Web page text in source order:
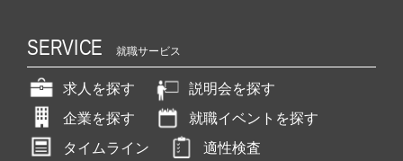
SERVICE 就職サービス
求人を探す
説明会を探す
企業を探す
就職イベントを探す
タイムライン
適性検査